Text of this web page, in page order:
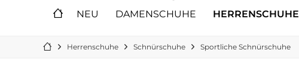
NEU DAMENSCHUHE HERRENSCHUHE
Herrenschuhe Schnürschuhe Sportliche Schnürschuhe